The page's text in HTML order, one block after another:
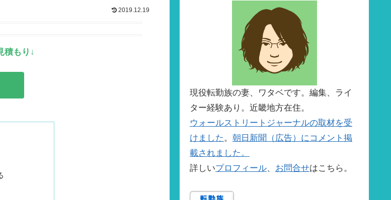
2019.12.19
積もり↓
現役転勤族の妻、ワタベです。編集、ライ
ター経験あり。近畿地方在住。
ウォールストリートジャーナルの取材を受
けました。 朝日新聞（広告）にコメント掲
載されました。
詳しいプロフィール、 お問合せはこちら。